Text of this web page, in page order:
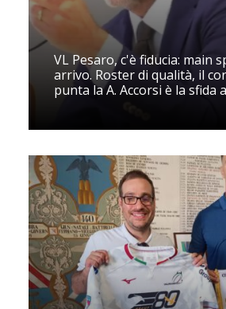
VL Pesaro, c'è fiducia: main
arrivo. Roster di qualità, il
punta la A. Accorsi è la sfida